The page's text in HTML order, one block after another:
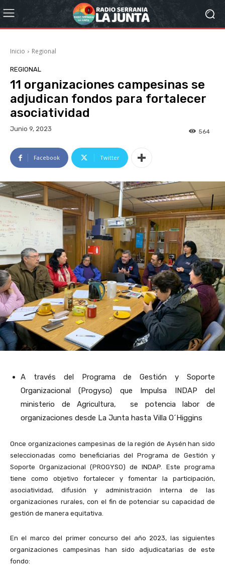
Inicio Regional
REGIONAL
11 organizaciones campesinas se
adjudican fondos para fortalecer
asociatividad
Junio 9, 2023 564
Facebook Twitter
A través del Programa de Gestión y Soporte
Organizacional (Progyso) que Impulsa INDAP del
ministerio de Agricultura, se potencia labor de
organizaciones desde La Junta hasta Villa O´Higgins
Once organizaciones campesinas de la región de Aysén han sido
seleccionadas como beneficiarias del Programa de Gestión y
Soporte Organizacional (PROGYSO) de INDAP. Este programa
tiene como objetivo fortalecer y fomentar la participación,
asociatividad, difusión y administración interna de las
organizaciones rurales, con el fin de potenciar su capacidad de
gestión de manera equitativa.
En el marco del primer concurso del año 2023, las siguientes
organizaciones campesinas han sido adjudicatarias de este
fondo: